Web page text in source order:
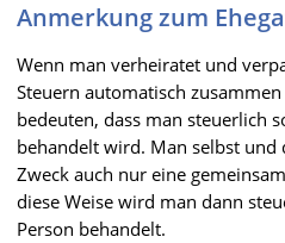
Anmerkung zum
Wenn man verheiratet und
Steuern automatisch
bedeuten, dass man steuerlich
behandelt wird. Man selbst und
Zweck auch nur eine
diese Weise wird man dann
Person behandelt.